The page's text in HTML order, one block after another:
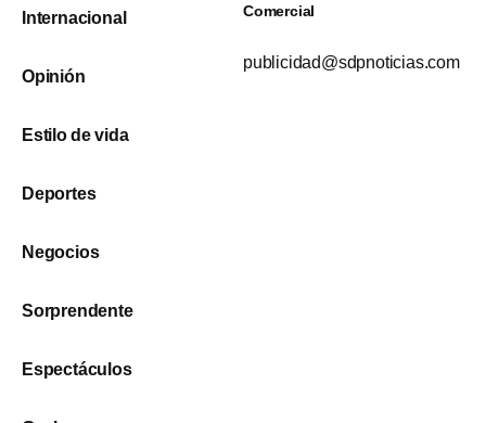
Internacional
Opinión
Estilo de vida
Deportes
Negocios
Sorprendente
Espectáculos
Comercial
publicidad@sdpnoticias.com